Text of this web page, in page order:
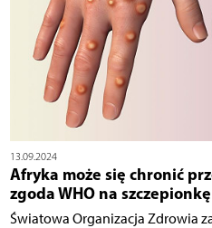
13.09.2024
Afryka może się chronić
zgoda WHO na
Światowa Organizacja Zdrowia